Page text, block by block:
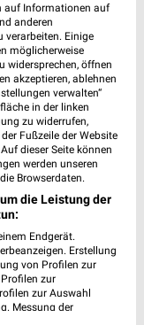
auf Informationen auf
anderen
verarbeiten. Einige
möglicherweise
widersprechen, öffnen
akzeptieren, ablehnen
verwalten“
in der linken
zu widerrufen,
Fußzeile der Website
dieser Seite können
werden unseren
Browserdaten.
die Leistung der
Endgerät.
Erstellung
von Profilen zur
zur
zur Auswahl
Messung der